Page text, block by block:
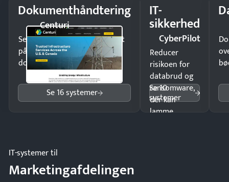
Dokumenthåndtering
Centuri
Send kontrakter til underskrift
på minutter og mist ingen
dokumenter.
Se 16 systemer
IT-
sikkerhed
CyberPilot
Reducer
risikoen for
databrud og
ransomware,
der kan
lamme
Se 10
systemer
IT-systemer til
Marketingafdelingen